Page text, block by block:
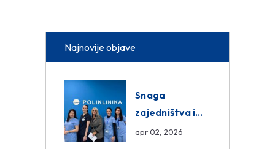
Najnovije objave
Snaga
zajedništva i
razmjena
apr 02, 2026